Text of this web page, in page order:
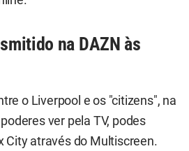
na DAZN às
o Liverpool e os "citizens", na
ver pela TV, podes
City através do Multiscreen.